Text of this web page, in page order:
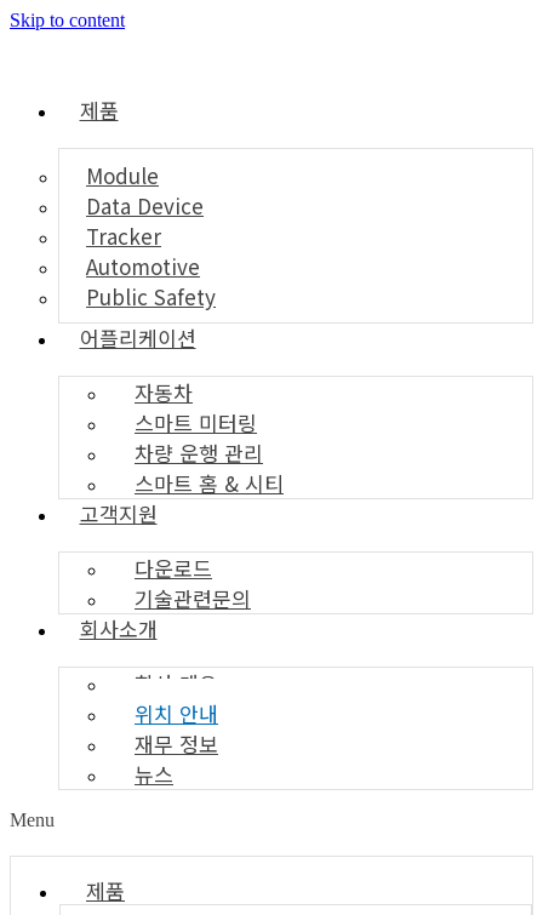
Skip to content
제품
Module
Data Device
Tracker
Automotive
Public Safety
어플리케이션
자동차
스마트 미터링
차량 운행 관리
스마트 홈 & 시티
고객지원
다운로드
기술관련문의
회사소개
회사 개요
위치 안내
재무 정보
뉴스
Menu
제품